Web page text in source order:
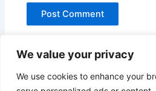
We value your privacy
We use cookies to enhance your